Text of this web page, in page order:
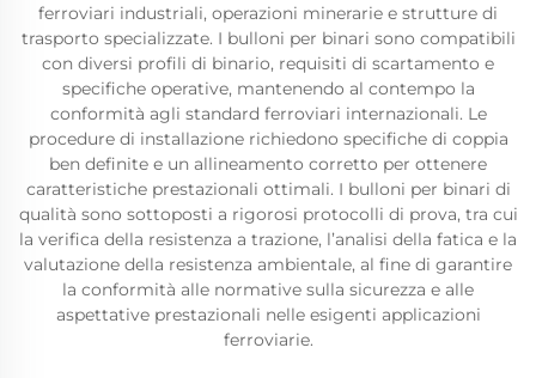
ferroviari industriali, operazioni minerarie e strutture di
trasporto specializzate. I bulloni per binari sono compatibili
con diversi profili di binario, requisiti di scartamento e
specifiche operative, mantenendo al contempo la
conformità agli standard ferroviari internazionali. Le
procedure di installazione richiedono specifiche di coppia
ben definite e un allineamento corretto per ottenere
caratteristiche prestazionali ottimali. I bulloni per binari di
qualità sono sottoposti a rigorosi protocolli di prova, tra cui
la verifica della resistenza a trazione, l’analisi della fatica e la
valutazione della resistenza ambientale, al fine di garantire
la conformità alle normative sulla sicurezza e alle
aspettative prestazionali nelle esigenti applicazioni
ferroviarie.